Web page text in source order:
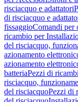
risciacquo e adattatori
di risciacquo e
fissaggioComandi per
ricambio per
del risciacquo,
azionamento
azionamento
batteriaPezzi di
risciacquo,
del risciacquoPezzi di